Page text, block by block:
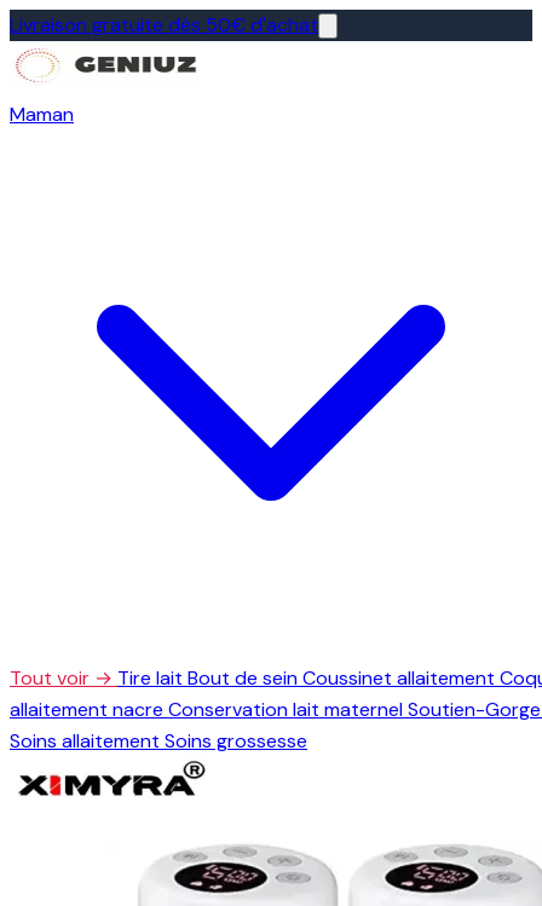
Livraison gratuite dès 50€ d'achat
Maman
Tout voir → Tire lait Bout de seinCoussinet allaitement
allaitement nacre Conservation lait maternelSoutien-
Soins allaitement Soins grossesse